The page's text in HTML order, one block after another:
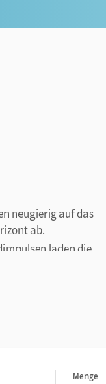
neugierig auf das
ab.
laden die
Menge
1